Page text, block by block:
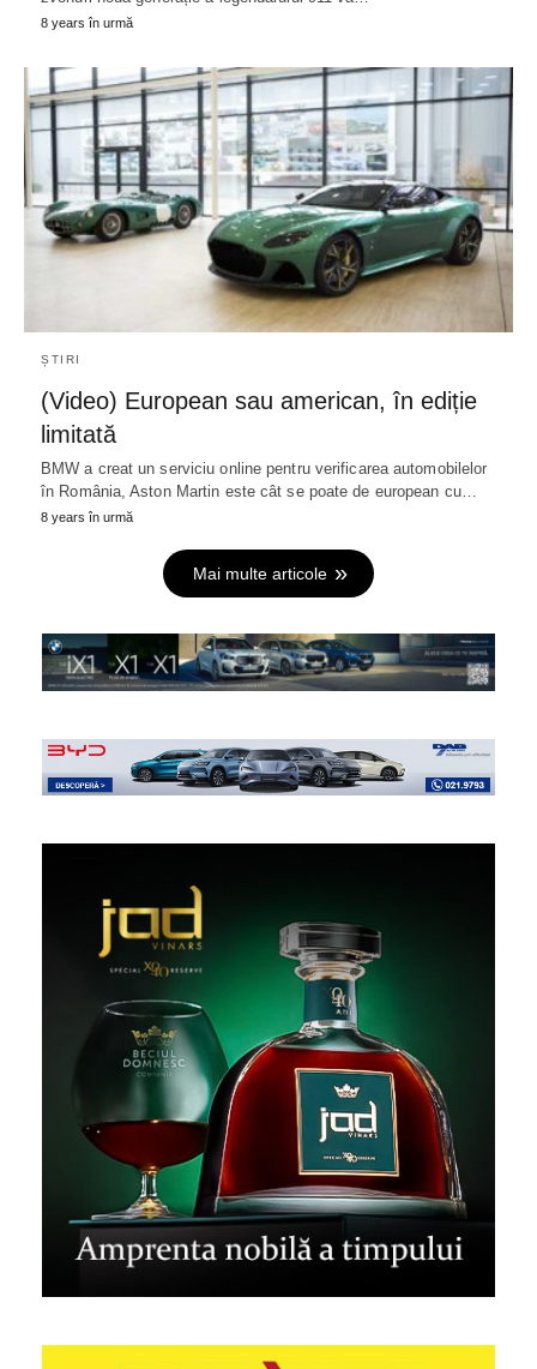
8 years în urmă
ȘTIRI
(Video) European sau american, în ediție
limitată
BMW a creat un serviciu online pentru verificarea automobilelor
în România, Aston Martin este cât se poate de european cu…
8 years în urmă
Mai multe articole